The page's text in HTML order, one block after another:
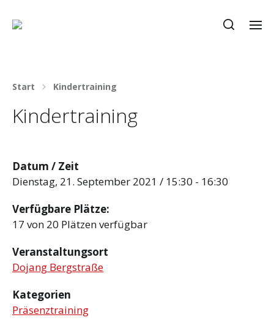
Start Kindertraining
Kindertraining
Datum / Zeit
Dienstag, 21. September 2021 / 15:30 - 16:30
Verfügbare Plätze:
17 von 20 Plätzen verfügbar
Veranstaltungsort
Dojang Bergstraße
Kategorien
Präsenztraining